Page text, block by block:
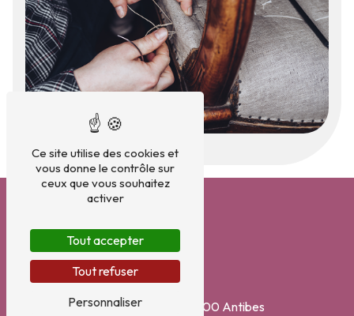
Adresse
7 Avenue Thiers
06600 Antibes
Ce site utilise des cookies et
vous donne le contrôle sur
ceux que vous souhaitez
activer
Tout accepter
Tout refuser
Personnaliser